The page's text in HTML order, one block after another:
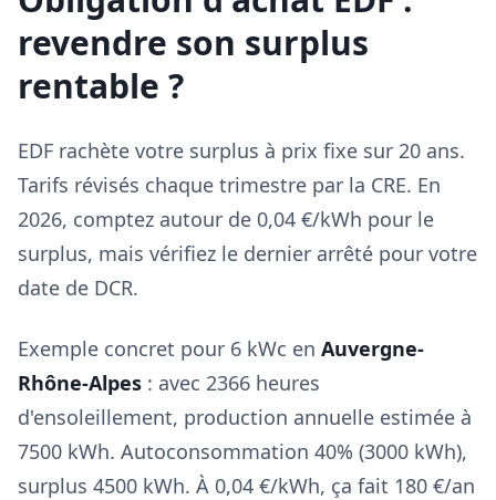
revendre son surplus
rentable ?
EDF rachète votre surplus à prix fixe sur 20 ans.
Tarifs révisés chaque trimestre par la CRE. En
2026, comptez autour de 0,04 €/kWh pour le
surplus, mais vérifiez le dernier arrêté pour votre
date de DCR.
Exemple concret pour 6 kWc en Auvergne-
Rhône-Alpes : avec 2366 heures
d'ensoleillement, production annuelle estimée à
7500 kWh. Autoconsommation 40% (3000 kWh),
surplus 4500 kWh. À 0,04 €/kWh, ça fait 180 €/an